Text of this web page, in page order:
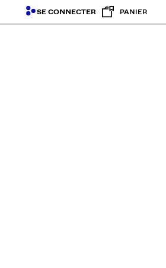
SE CONNECTER PANIER